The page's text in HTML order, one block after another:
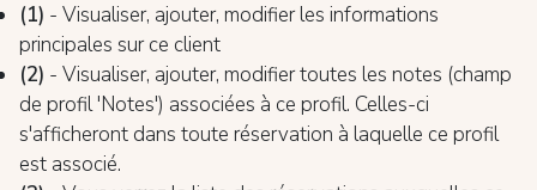
(1) - Visualiser, ajouter, modifier les informations
principales sur ce client
(2) - Visualiser, ajouter, modifier toutes les notes (champ
de profil 'Notes') associées à ce profil. Celles-ci
s'afficheront dans toute réservation à laquelle ce profil
est associé.